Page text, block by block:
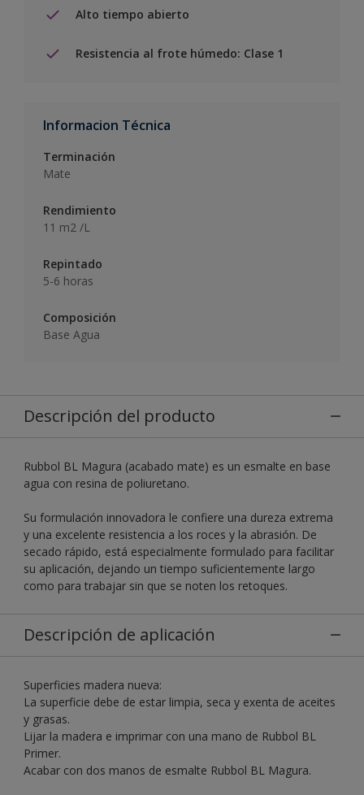
Alto tiempo abierto
Resistencia al frote húmedo: Clase 1
Informacion Técnica
Terminación
Mate
Rendimiento
11 m2 /L
Repintado
5-6 horas
Composición
Base Agua
Descripción del producto
Rubbol BL Magura (acabado mate) es un esmalte en base
agua con resina de poliuretano.
Su formulación innovadora le confiere una dureza extrema
y una excelente resistencia a los roces y la abrasión. De
secado rápido, está especialmente formulado para facilitar
su aplicación, dejando un tiempo suficientemente largo
como para trabajar sin que se noten los retoques.
Descripción de aplicación
Superficies madera nueva:
La superficie debe de estar limpia, seca y exenta de aceites
y grasas.
Lijar la madera e imprimar con una mano de Rubbol BL
Primer.
Acabar con dos manos de esmalte Rubbol BL Magura.